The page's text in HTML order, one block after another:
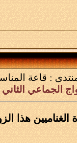
: قاعة
الثاني
الغناميين هذا